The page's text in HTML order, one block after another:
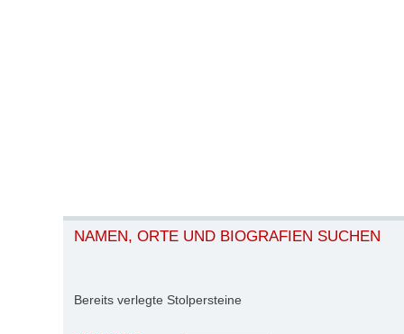
NAMEN, ORTE UND BIOGRAFIEN SUCHEN
Bereits verlegte Stolpersteine